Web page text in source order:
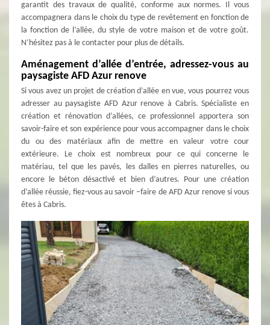
garantit des travaux de qualité, conforme aux normes. Il vous
accompagnera dans le choix du type de revêtement en fonction de
la fonction de l’allée, du style de votre maison et de votre goût.
N’hésitez pas à le contacter pour plus de détails.
Aménagement d’allée d’entrée, adressez-vous au
paysagiste AFD Azur renove
Si vous avez un projet de création d’allée en vue, vous pourrez vous
adresser au paysagiste AFD Azur renove à Cabris. Spécialiste en
création et rénovation d’allées, ce professionnel apportera son
savoir-faire et son expérience pour vous accompagner dans le choix
du ou des matériaux afin de mettre en valeur votre cour
extérieure. Le choix est nombreux pour ce qui concerne le
matériau, tel que les pavés, les dalles en pierres naturelles, ou
encore le béton désactivé et bien d’autres. Pour une création
d’allée réussie, fiez-vous au savoir –faire de AFD Azur renove si vous
êtes à Cabris.